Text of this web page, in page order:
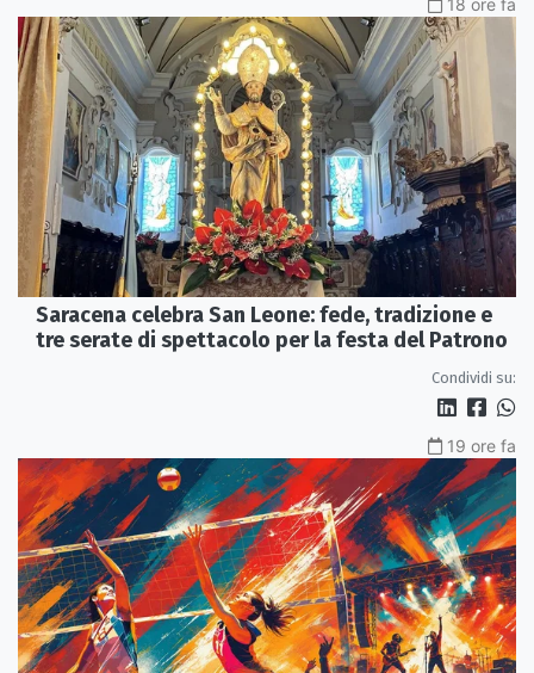
Saracena celebra San Leone: fede, tradizione e
tre serate di spettacolo per la festa del Patrono
Condividi su:
19 ore fa